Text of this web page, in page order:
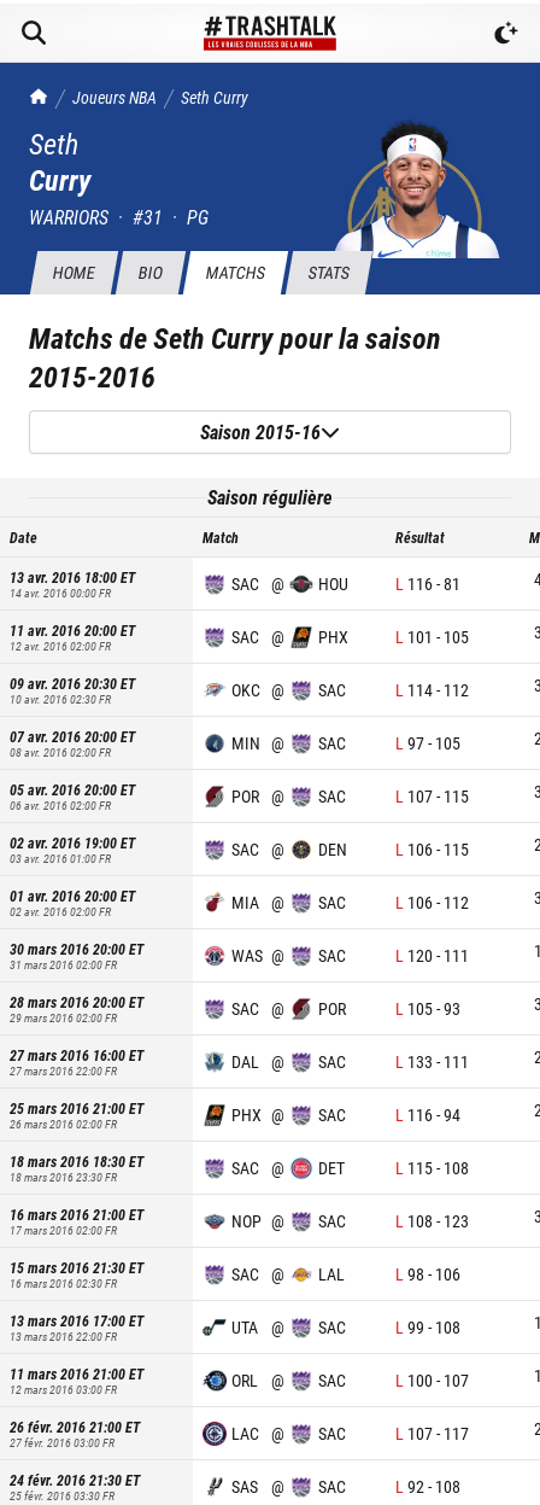
TrashTalk Actu NBA
Joueurs NBA Seth Curry
Seth
Curry
WARRIORS · #31 · PG
HOME BIO MATCHS STATS
Matchs deSeth Currypour la saison
2015-2016
Saison 2015-16
Saison régulière
Date Match Résultat
13 avr. 2016 18:00ET
14 avr. 2016 00:00FR SAC @ HOU L 116-81
11 avr. 2016 20:00ET
12 avr. 2016 02:00FR SAC @ PHX L 101 - 105
09 avr. 2016 20:30ET
10 avr. 2016 02:30FR OKC @ SAC L 114- 112
07 avr. 2016 20:00ET
08 avr. 2016 02:00FR MIN @ SAC L 97- 105
05 avr. 2016 20:00ET
06 avr. 2016 02:00FR POR @ SAC L 107- 115
02 avr. 2016 19:00ET
03 avr. 2016 01:00FR SAC @ DEN L 106- 115
01 avr. 2016 20:00ET
02 avr. 2016 02:00FR MIA @ SAC L 106- 112
30 mars 2016 20:00ET
31 mars 2016 02:00FR WAS @ SAC L 120- 111
28 mars 2016 20:00ET
29 mars 2016 02:00FR SAC @ POR L 105-93
27 mars 2016 16:00ET
27 mars 2016 22:00FR DAL @ SAC L 133 - 111
25 mars 2016 21:00ET
26 mars 2016 02:00FR PHX @ SAC L 116-94
18 mars 2016 18:30ET
18 mars 2016 23:30FR SAC @ DET L 115- 108
16 mars 2016 21:00ET
17 mars 2016 02:00FR NOP @ SAC L 108 - 123
15 mars 2016 21:30ET
16 mars 2016 02:30FR SAC @ LAL L 98 - 106
13 mars 2016 17:00ET
13 mars 2016 22:00FR UTA @ SAC L 99 - 108
11 mars 2016 21:00ET
12 mars 2016 03:00FR ORL @ SAC L 100- 107
26 févr. 2016 21:00ET
27 févr. 2016 03:00FR LAC @ SAC L 107- 117
24 févr. 2016 21:30ET
25 févr. 2016 03:30FR SAS @ SAC L 92 - 108